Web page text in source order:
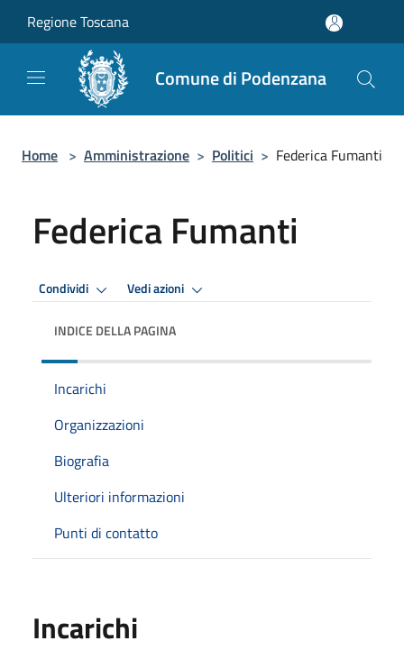
Regione Toscana
Comune di Podenzana
Home > Amministrazione > Politici > Federica Fumanti
Federica Fumanti
Condividi Vedi azioni
INDICE DELLA PAGINA
Incarichi
Organizzazioni
Biografia
Ulteriori informazioni
Punti di contatto
Incarichi